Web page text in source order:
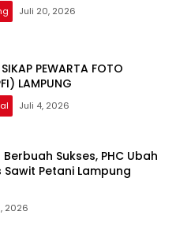
Juli 20, 2026
​PEWARTA FOTO
LAMPUNG
Juli 4, 2026
Sukses, PHC Ubah
Petani Lampung
2026